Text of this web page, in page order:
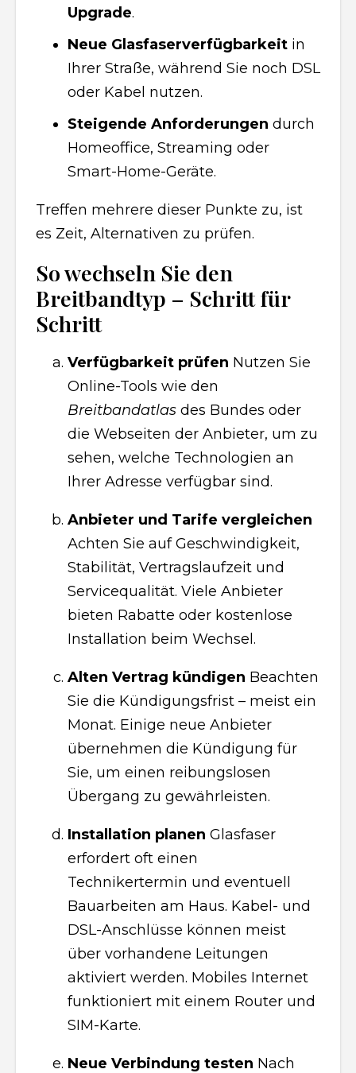
Upgrade.
Neue Glasfaserverfügbarkeit in
Ihrer Straße, während Sie noch DSL
oder Kabel nutzen.
Steigende Anforderungen durch
Homeoffice, Streaming oder
Smart-Home-Geräte.
Treffen mehrere dieser Punkte zu, ist
es Zeit, Alternativen zu prüfen.
So wechseln Sie den
Breitbandtyp – Schritt für
Schritt
Verfügbarkeit prüfen Nutzen Sie
Online-Tools wie den
Breitbandatlas des Bundes oder
die Webseiten der Anbieter, um zu
sehen, welche Technologien an
Ihrer Adresse verfügbar sind.
Anbieter und Tarife vergleichen
Achten Sie auf Geschwindigkeit,
Stabilität, Vertragslaufzeit und
Servicequalität. Viele Anbieter
bieten Rabatte oder kostenlose
Installation beim Wechsel.
Alten Vertrag kündigen Beachten
Sie die Kündigungsfrist – meist ein
Monat. Einige neue Anbieter
übernehmen die Kündigung für
Sie, um einen reibungslosen
Übergang zu gewährleisten.
Installation planen Glasfaser
erfordert oft einen
Technikertermin und eventuell
Bauarbeiten am Haus. Kabel- und
DSL-Anschlüsse können meist
über vorhandene Leitungen
aktiviert werden. Mobiles Internet
funktioniert mit einem Router und
SIM-Karte.
Neue Verbindung testen Nach